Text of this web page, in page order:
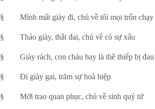
§ Mình mất giày đi, chủ về tôi mọi trốn chạy
§ Tháo giày, thắt đai, chủ về có sự xấu
§ Giày rách, con cháu hay là thê thiếp bị đau
§ Đi giày gai, trăm sự hoà hiệp
§ Mới trao quan phục, chủ về sinh quý tử